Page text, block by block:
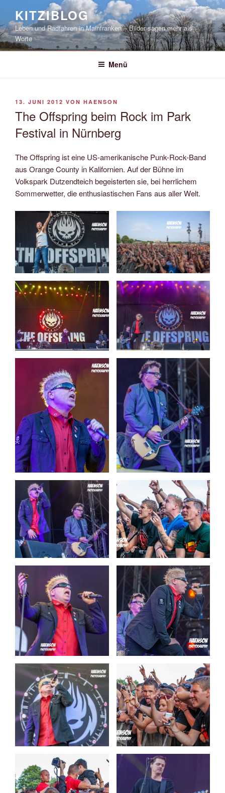
springen
KITZIBLOG
Leben und Radfahren in Mainfranken – Bilder sagen mehr als
Worte
Menü
VERÖFFENTLICHT
13. JUNI 2012 VON HAENSON
The Offspring beim Rock im Park
Festival in Nürnberg
The Offspring ist eine US-amerikanische Punk-Rock-Band
aus Orange County in Kalifornien. Auf der Bühne im
Volkspark Dutzendteich begeisterten sie, bei herrlichem
Sommerwetter, die enthusiastischen Fans aus aller Welt.